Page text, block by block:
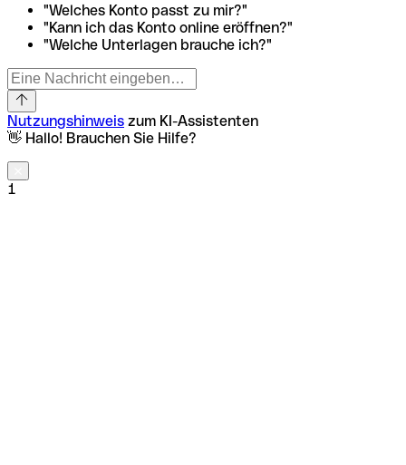
"Welches Konto passt zu mir?"
"Kann ich das Konto online eröffnen?"
"Welche Unterlagen brauche ich?"
Nutzungshinweis zum KI-Assistenten
👋 Hallo! Brauchen Sie Hilfe?
1